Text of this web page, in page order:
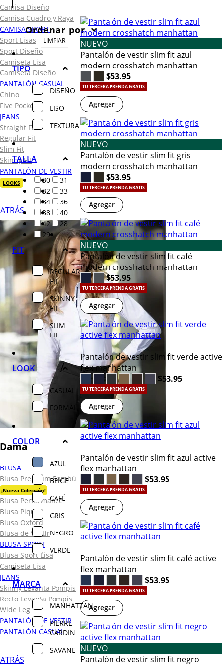
Camisa Diseño
Camisa Cuadro y Raya
CAMISA SPORT
Sport Lisas
Sport Diseño
Camiseta Lisa
Camiseta Diseño
PANTALÓN CASUAL
Chino
Five Pocket
JEANS
Straight Fit
Regular Fit
Slim Fit
Skinny Fit
PANTALÓN DE VESTIR
LOOKS
ATRÁS
Dama
BLUSA
Blusa Premium Bambú
¡Nueva Colección!
Blusa Performance
Blusa Piqué
Blusa Oxford
Blusa de Vestir
BLUSA SPORT
Blusa Sport Lisa
Camiseta Lisa
JEANS
Skinny Levanta Pompis
Recto Levanta Pompis
Wide Leg
PANTALÓN DE VESTIR
PANTALÓN CASUAL
ATRÁS
Ordenar por
LIMPIAR
TIPO
DISEÑO
LISO
TEXTURA
TALLA
30
31
32
33
34
36
38
40
42
28
29
FIT
REGULAR
FIT
SKINNY
FIT
SLIM
FIT
LOOK
CASUAL
FORMAL
COLOR
AZUL
BEIGE
CAFÉ
GRIS
NEGRO
VERDE
MARCA
MANHATTAN
PIERRE
CARDIN
SAVANE
NUEVO
Pantalón de vestir slim fit azul
modern crosshatch manhattan
$53.95
TU TERCERA PRENDA GRATIS
Agregar
NUEVO
Pantalón de vestir slim fit gris
modern crosshatch manhattan
$53.95
TU TERCERA PRENDA GRATIS
Agregar
NUEVO
Pantalón de vestir slim fit café
modern crosshatch manhattan
$53.95
TU TERCERA PRENDA GRATIS
Agregar
Pantalón de vestir slim fit verde active
flex manhattan
$53.95
TU TERCERA PRENDA GRATIS
Agregar
Pantalón de vestir slim fit azul active
flex manhattan
$53.95
TU TERCERA PRENDA GRATIS
Agregar
Pantalón de vestir slim fit café active
flex manhattan
$53.95
TU TERCERA PRENDA GRATIS
Agregar
NUEVO
Pantalón de vestir slim fit negro